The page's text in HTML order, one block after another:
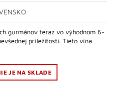
gurmánov teraz vo výhodnom 6-
príležitosti. Tieto vína
JE NA SKLADE